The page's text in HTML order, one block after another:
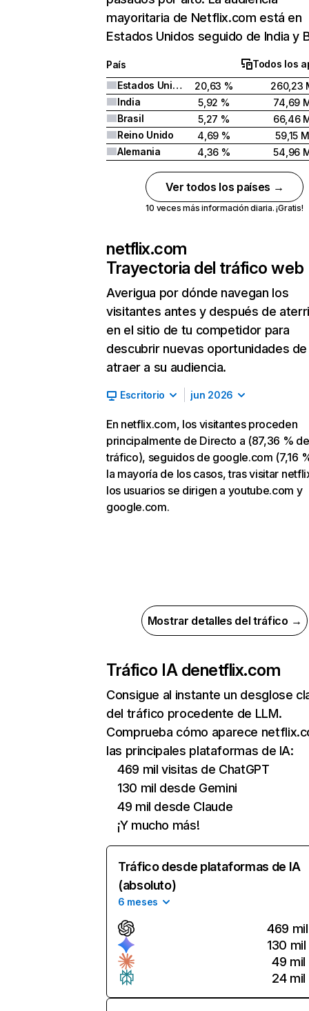
mayoritaria de Netflix.com está en
Estados Unidos seguido de India y
País
Todos los
Estados Unidos
20,63 %
260,23
India
5,92 %
74,69
Brasil
5,27 %
66,46
Reino Unido
4,69 %
59,15 M
Alemania
4,36 % 54,96
Ver todos los países →
10 veces más información diaria. ¡Gratis!
netflix.com
Trayectoria del tráfico web
Averigua por dónde navegan los
visitantes antes y después de
en el sitio de tu competidor para
descubrir nuevas oportunidades de
atraer a su audiencia.
Escritorio jun 2026
En netflix.com, los visitantes proceden
principalmente de Directo a (87,36 % de
tráfico), seguidos de google.com (7,16
la mayoría de los casos, tras visitar
los usuarios se dirigen a youtube.com y
google.com.
Mostrar detalles del tráfico →
Tráfico IA denetflix.com
Consigue al instante un desglose
del tráfico procedente de LLM.
Comprueba cómo aparece
las principales plataformas de IA:
469 mil visitas de ChatGPT
130 mil desde Gemini
49 mil desde Claude
¡Y mucho más!
Tráfico desde plataformas de IA
(absoluto)
6 meses
469 mil
130 mil
49 mil
24 mil